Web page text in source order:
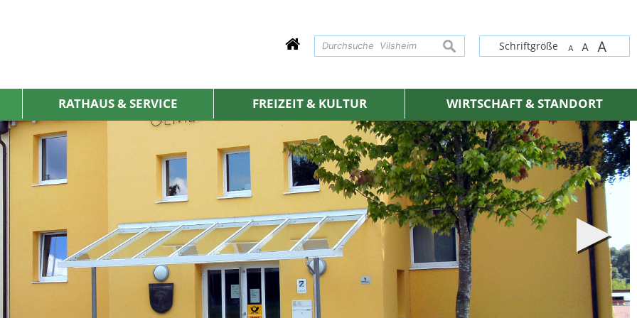
Schriftgröße A A A
suchen
RATHAUS & SERVICE FREIZEIT & KULTUR WIRTSCHAFT & STANDORT